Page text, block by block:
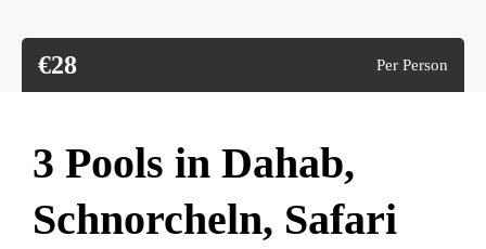
€28 Per Person
3 Pools in Dahab,
Schnorcheln, Safari